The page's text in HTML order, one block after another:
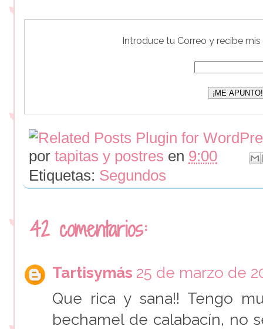
Introduce tu Correo y recibe
por tapitas y postres en 9:00
Etiquetas: Segundos
42 comentarios:
Tartisymás 25 de marzo de
Que rica y sana!! Tengo
bechamel de calabacín, no